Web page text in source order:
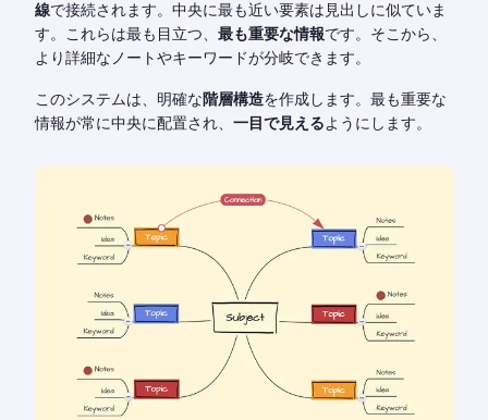
線で接続されます。中央に最も近い要素は見出しに似ていま
す。これらは最も目立つ、 最も重要な情報です。そこから、
より詳細なノートやキーワードが分岐できます。
このシステムは、明確な階層構造を作成します。最も重要な
情報が常に中央に配置され、 一目で見えるようにします。